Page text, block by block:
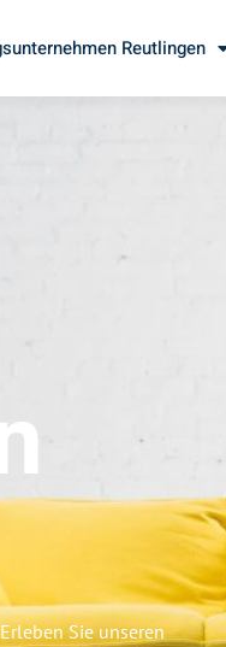
Reutlingen
Sie unseren